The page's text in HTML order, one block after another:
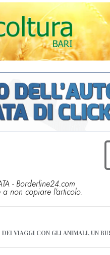
- Borderline24.com
non copiare l'articolo.